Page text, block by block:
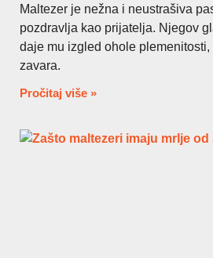
Maltezer je nežna i neustrašiva
pozdravlja kao prijatelja. Njegov
daje mu izgled ohole
zavara.
Pročitaj više »